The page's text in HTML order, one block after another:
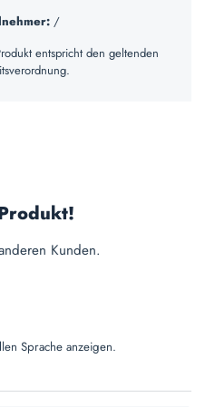
/
entspricht den geltenden
Kunden.
Sprache anzeigen.